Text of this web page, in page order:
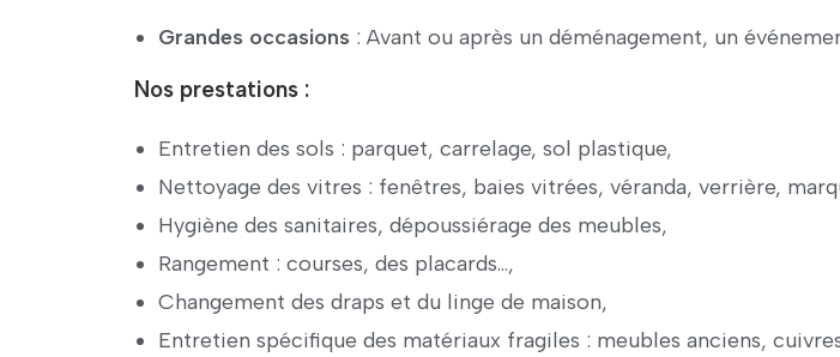
Grandes occasions : Avant ou après un déménagement, un
Nos prestations :
Entretien des sols : parquet, carrelage, sol plastique,
Nettoyage des vitres : fenêtres, baies vitrées, véranda, verrière,
Hygiène des sanitaires, dépoussiérage des meubles,
Rangement : courses, des placards…,
Changement des draps et du linge de maison,
Entretien spécifique des matériaux fragiles : meubles anciens,